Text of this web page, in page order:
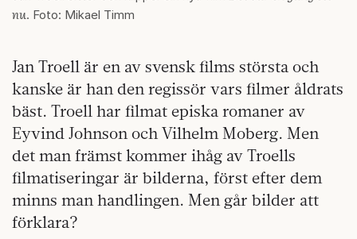
nu. Foto: Mikael Timm
Jan Troell är en av svensk films största och
kanske är han den regissör vars filmer åldrats
bäst. Troell har filmat episka romaner av
Eyvind Johnson och Vilhelm Moberg. Men
det man främst kommer ihåg av Troells
filmatiseringar är bilderna, först efter dem
minns man handlingen. Men går bilder att
förklara?